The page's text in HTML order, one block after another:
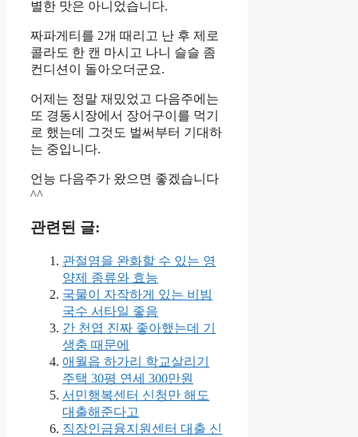
별한 맛은 아니었습니다.
짜파게티를 2개 때리고 난 후 제로
콜라도 한 캔 마시고 나니 슬슬 좀
컨디션이 돌아오더군요.
어제는 정말 재밌었고 다음주에는
또 경동시장에서 장어구이를 먹기
로 했는데 그것도 벌써부터 기대하
는 중입니다.
언능 다음주가 왔으면 좋겠습니다
^^
관련된 글:
관절염을 완화할 수 있는 영
양제 종류와 효능
국물이 자작하게 있는 비빔
국수 서타일 좋음
간 천엽 진짜 좋아했는데 기
생충 때문에
애월읍 하가리 학교살리기
주택 30평 연세 300만원
서민행복센터 신청만 해도
대출해준다고
직장인금융지원센터 대출 신